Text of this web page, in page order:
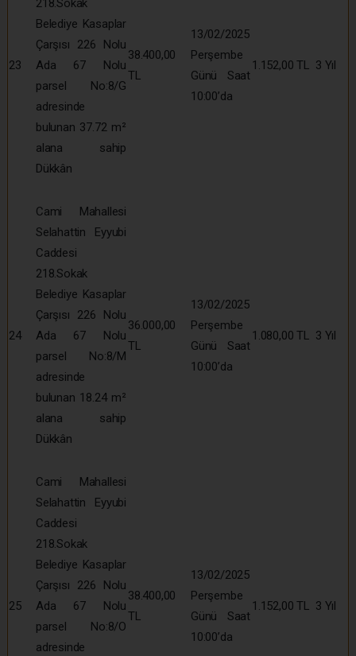
23
218.Sokak
Belediye Kasaplar
Çarşısı 226 Nolu
Ada 67 Nolu
parsel No:8/G
adresinde
bulunan 37.72 m²
alana sahip
Dükkân
38.400,00
TL
13/02/2025
Perşembe
Günü Saat
10:00’da
1.152,00 TL 3 Yıl
24
Cami Mahallesi
Selahattin Eyyubi
Caddesi
218.Sokak
Belediye Kasaplar
Çarşısı 226 Nolu
Ada 67 Nolu
parsel No:8/M
adresinde
bulunan 18.24 m²
alana sahip
Dükkân
36.000,00
TL
13/02/2025
Perşembe
Günü Saat
10:00’da
1.080,00 TL 3 Yıl
25
Cami Mahallesi
Selahattin Eyyubi
Caddesi
218.Sokak
Belediye Kasaplar
Çarşısı 226 Nolu
Ada 67 Nolu
parsel No:8/O
adresinde
38.400,00
TL
13/02/2025
Perşembe
Günü Saat
10:00’da
1.152,00 TL 3 Yıl